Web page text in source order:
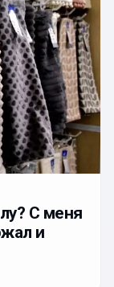
С меня
и